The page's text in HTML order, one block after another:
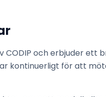
CODIP och erbjuder ett
kontinuerligt för att